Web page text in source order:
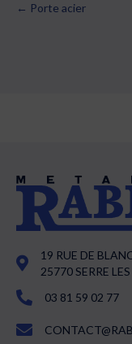
Posts
← Porte acier
19 RUE DE
25770 SERRE
03 81 59 02 77